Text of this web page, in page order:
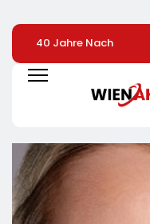
40 Jahre Nach
Chornobyl:
Greenpeace-Aktive
Protestieren Für
Zerstörten
Schutzhülle /
Greenpeace-Report
Dokumentiert Folgen